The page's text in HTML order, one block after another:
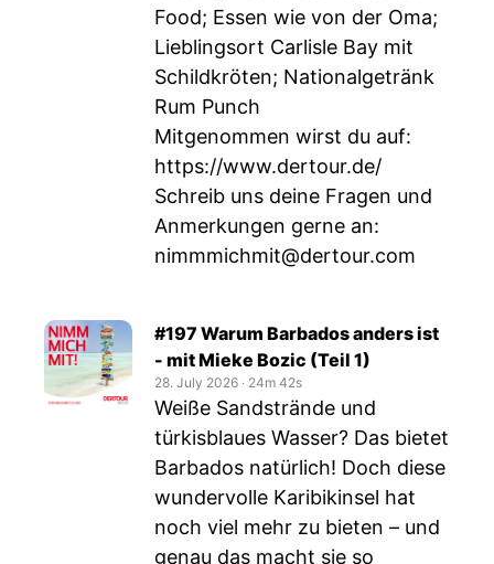
Food; Essen wie von der Oma;
Lieblingsort Carlisle Bay mit
Schildkröten; Nationalgetränk
Rum Punch
Mitgenommen wirst du auf:
https://www.dertour.de/
Schreib uns deine Fragen und
Anmerkungen gerne an:
nimmmichmit@dertour.com
#197 Warum Barbados anders ist
- mit Mieke Bozic (Teil 1)
28. July 2026 ‧ 24m 42s
Weiße Sandstrände und
türkisblaues Wasser? Das bietet
Barbados natürlich! Doch diese
wundervolle Karibikinsel hat
noch viel mehr zu bieten – und
genau das macht sie so